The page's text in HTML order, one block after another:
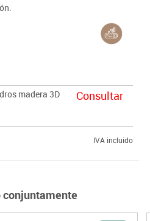
madera 3D
Consultar
IVA incluido
conjuntamente